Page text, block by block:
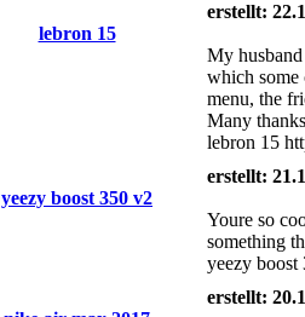
lebron 15
erstellt:
My
which some
menu, the
Many
lebron 15
yeezy boost 350 v2
erstellt:
Youre so
something
yeezy
erstellt: